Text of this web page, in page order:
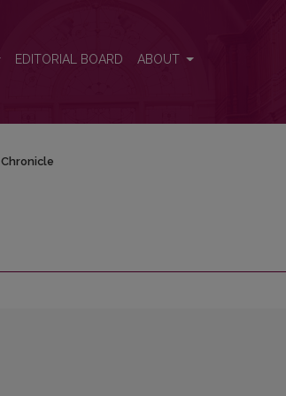
EDITORIAL BOARD ABOUT
Chronicle